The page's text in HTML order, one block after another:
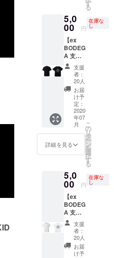
6ヶ月以
内) (店
頭にて
お受け
渡しの
場合は
ご本人
様確認
をさせ
て頂き
ます) *
ご支援
をして
いただ
く際に
せ支
援』を
とがで
きま
す。 ご
都合許
す場合
は、リ
ターン
の額に
上乗せ
して、
ご支援
は、郵
送もし
くは店
舗での
受け取
りの選
択が可
能です
ので、
支援時
にプル
ダウン
でお選
びくだ
間は営
業再開
内) (店
頭にて
お受け
渡しの
場合は
ご本人
様確認
をさせ
て頂き
ます) *
させて
いただ
くこと
があり
ます。
あらか
じめご
了承く
ださ
い。 *貸
切イベ
ント時
など入
場頂け
ない場
ざいま
す。あ
承くだ
さい。
*VIP
カード
を紛失
された
場合の
再発行
はござ
いませ
ん。 *ご
チケッ
ト(1枚
円)×2枚
がセッ
トにな
りま
す。 *
黒ボ
ディー
になり
ます。 *
サイズ
はプル
ダウン
から選
択して
のお受
け取り
は、郵
送もし
くは店
舗での
受け取
りの選
択が可
能です
ので、
定枚数
を追加
いたし
まし
た。 レ
ディー
スサイ
ズから
XXLサ
イズま
で幅広
くご用
意致し
まし
た。 ex
BODEG
Aで使用
チケッ
ト(1枚
円)×2枚
がセッ
トにな
りま
す。 *
白ボ
ディー
になり
す
る
5,0
00 円
在庫な
し
【ex
BODEG
A 支援
オリジ
ナルT
シャツ
（黒）
+ドリン
クチ
ケット2
枚】 レ
ディー
スサイ
ズから
XXLサ
くご用
意致し
まし
た。 ex
BODEG
Aで使用
して頂
けるド
リンク
チケッ
ト(1枚
支援
者：
20人
お届
け予
定：
2020
年07
月
詳細を見る
こ
の
リ
タ
ー
ン
を
選
択
す
る
5,0
00 円
在庫な
し
【ex
BODEG
A 支援
オリジ
ナルT
シャツ
（白）
+ドリン
支援
者：
20人
お届
け予